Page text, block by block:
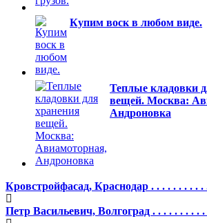
Купим воск в любом виде.
Теплые кладовки
вещей. Москва:
Андроновка
Кровстройфасад, Краснодар . . . . . . . . . .
Петр Васильевич, Волгоград . . . . . . . . . .